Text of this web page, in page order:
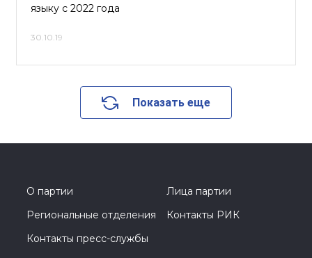
языку с 2022 года
30.10.19
Показать еще
О партии
Лица партии
Региональные отделения
Контакты РИК
Контакты пресс-службы